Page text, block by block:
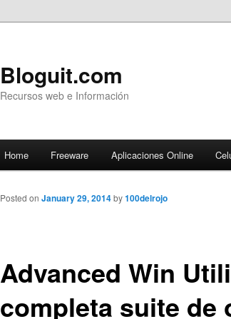
Bloguit.com
Recursos web e Información
Skip
to
content
Home Freeware Aplicaciones Online
Advanced Win
completa suite de
Posted onJanuary 29, 2014 by100delrojo